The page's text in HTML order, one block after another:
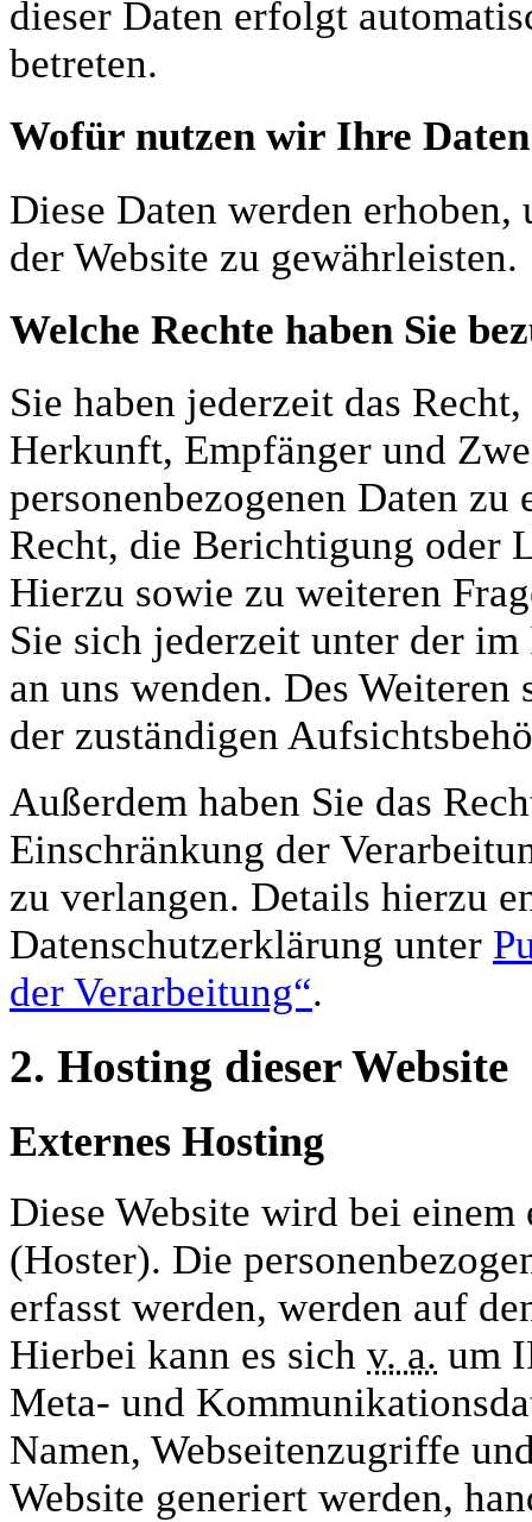
dieser Daten erfolgt
betreten.
Wofür nutzen wir Ihre
Diese Daten werden
der Website zu gewährleisten.
Welche Rechte haben Sie
Sie haben jederzeit das
Herkunft, Empfänger und
personenbezogenen Daten
Recht, die Berichtigung oder
Hierzu sowie zu weiteren
Sie sich jederzeit unter der im
an uns wenden. Des
der zuständigen
Außerdem haben Sie das
Einschränkung der
zu verlangen. Details hierzu
Datenschutzerklärung unter
der Verarbeitung“.
2. Hosting dieser Website
Externes Hosting
Diese Website wird bei
(Hoster). Die
erfasst werden, werden auf
Hierbei kann es sich v. a. um
Meta- und
Namen, Webseitenzugriffe
Website generiert werden,